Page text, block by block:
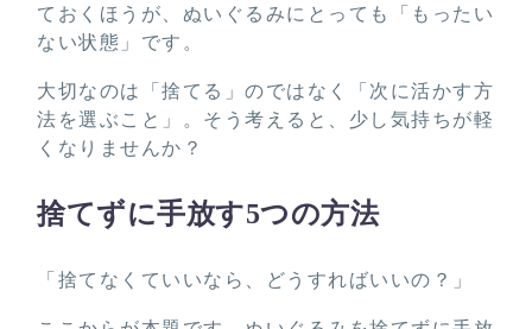
ておくほうが、ぬいぐるみにとっても「もったい
ない状態」です。
大切なのは「捨てる」のではなく「次に活かす方
法を選ぶこと」。そう考えると、少し気持ちが軽
くなりませんか？
捨てずに手放す5つの方法
「捨てなくていいなら、どうすればいいの？」